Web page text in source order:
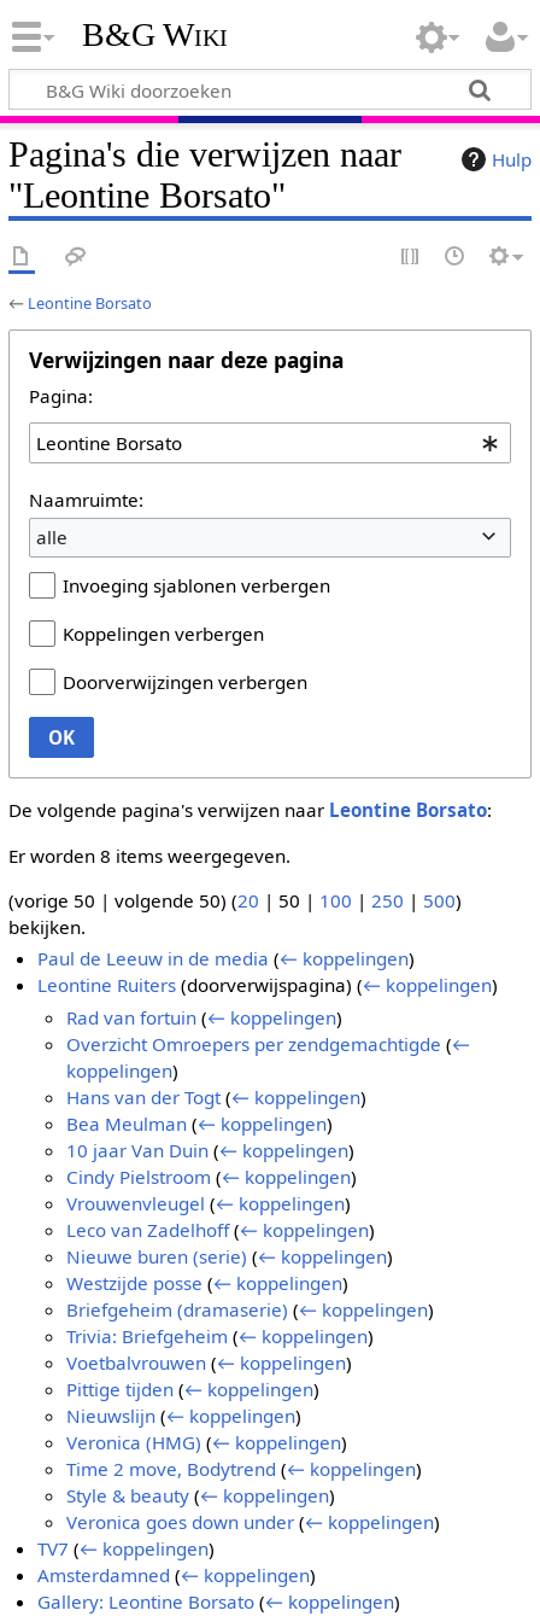
B&G Wiki
Hulp
Pagina's die verwijzen naar
"Leontine Borsato"
← Leontine Borsato
Verwijzingen naar deze pagina
Pagina:
Naamruimte:
alle
Invoeging sjablonen verbergen
Koppelingen verbergen
Doorverwijzingen verbergen
OK
De volgende pagina's verwijzen naar Leontine Borsato:
Er worden 8 items weergegeven.
(vorige 50 | volgende 50) (20 | 50 | 100 | 250 | 500)
bekijken.
Paul de Leeuw in de media (← koppelingen)
Leontine Ruiters (doorverwijspagina)(← koppelingen)
Rad van fortuin (← koppelingen)
Overzicht Omroepers per zendgemachtigde (←
koppelingen)
Hans van der Togt (← koppelingen)
Bea Meulman (← koppelingen)
10 jaar Van Duin (← koppelingen)
Cindy Pielstroom (← koppelingen)
Vrouwenvleugel (← koppelingen)
Leco van Zadelhoff (← koppelingen)
Nieuwe buren (serie) (← koppelingen)
Westzijde posse (← koppelingen)
Briefgeheim (dramaserie) (← koppelingen)
Trivia: Briefgeheim (← koppelingen)
Voetbalvrouwen (← koppelingen)
Pittige tijden (← koppelingen)
Nieuwslijn (← koppelingen)
Veronica (HMG) (← koppelingen)
Time 2 move, Bodytrend (← koppelingen)
Style & beauty (← koppelingen)
Veronica goes down under (← koppelingen)
TV7 (← koppelingen)
Amsterdamned (← koppelingen)
Gallery: Leontine Borsato (← koppelingen)